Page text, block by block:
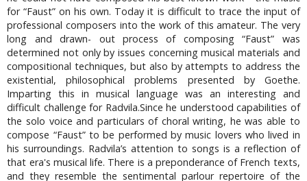
for “Faust” on his own. Today it is difficult to trace the input of
professional composers into the work of this amateur. The very
long and drawn- out process of composing “Faust” was
determined not only by issues concerning musical materials and
compositional techniques, but also by attempts to address the
existential, philosophical problems presented by Goethe.
Imparting this in musical language was an interesting and
difficult challenge for Radvila.Since he understood capabilities of
the solo voice and particulars of choral writing, he was able to
compose “Faust” to be performed by music lovers who lived in
his surroundings. Radvila’s attention to songs is a reflection of
that era's musical life. There is a preponderance of French texts,
and they resemble the sentimental parlour repertoire of the